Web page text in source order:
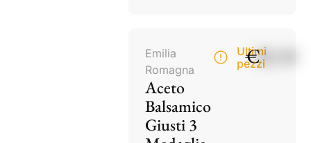
Emilia
Romagna
Aceto
Balsamico
Giusti 3
Ultimi
pezzi
€28,50